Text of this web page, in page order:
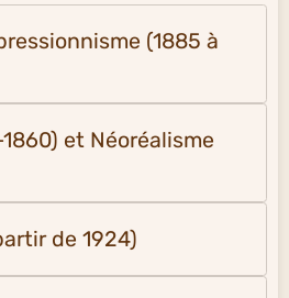
(1885 à
et Néoréalisme
de 1924)